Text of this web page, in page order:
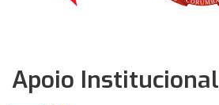
Apoio Institucional